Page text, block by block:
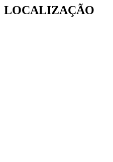
LOCALIZAÇÃO